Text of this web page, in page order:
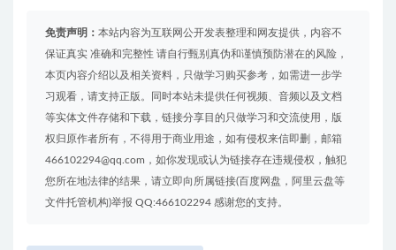
免责声明： 本站内容为互联网公开发表整理和网友提供，内容不
保证真实 准确和完整性 请自行甄别真伪和谨慎预防潜在的风险，
本页内容介绍以及相关资料，只做学习购买参考，如需进一步学
习观看，请支持正版。同时本站未提供任何视频、音频以及文档
等实体文件存储和下载，链接分享目的只做学习和交流使用，版
权归原作者所有，不得用于商业用途，如有侵权来信即删，邮箱
466102294@qq.com，如你发现或认为链接存在违规侵权，触犯
您所在地法律的结果，请立即向所属链接(百度网盘，阿里云盘等
文件托管机构)举报 QQ:466102294 感谢您的支持。